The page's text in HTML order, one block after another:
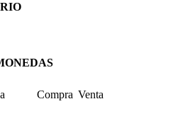
Compra Venta